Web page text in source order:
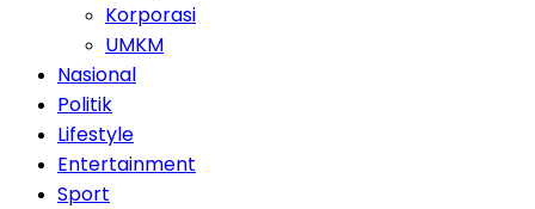
Korporasi
UMKM
Nasional
Politik
Lifestyle
Entertainment
Sport